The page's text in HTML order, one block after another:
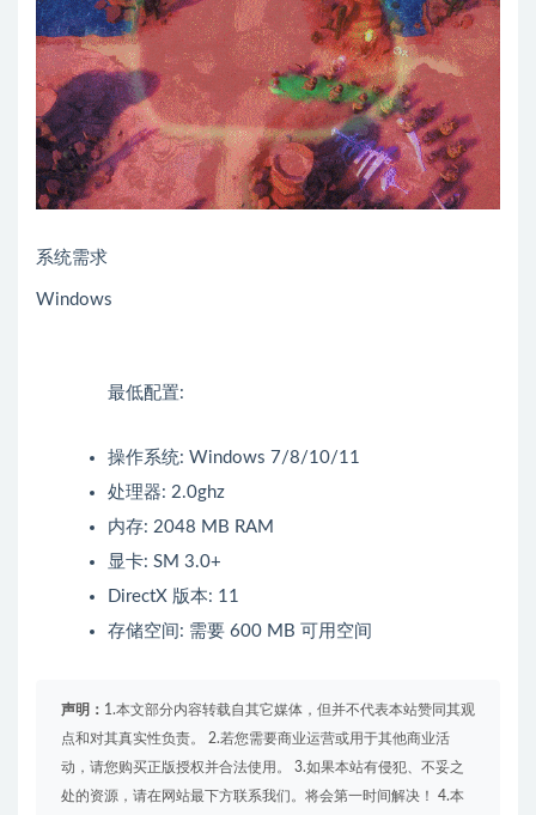
系统需求
Windows
最低配置:
操作系统: Windows 7/8/10/11
处理器: 2.0ghz
内存: 2048 MB RAM
显卡: SM 3.0+
DirectX 版本: 11
存储空间: 需要 600 MB 可用空间
声明： 1.本文部分内容转载自其它媒体，但并不代表本站赞同其观
点和对其真实性负责。 2.若您需要商业运营或用于其他商业活
动，请您购买正版授权并合法使用。 3.如果本站有侵犯、不妥之
处的资源，请在网站最下方联系我们。将会第一时间解决！ 4.本